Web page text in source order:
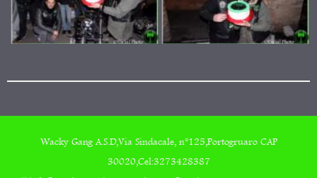
Wacky Gang A.S.D,Via Sindacale, n°125,Portogruaro CAP
30020,Cel:3273428387